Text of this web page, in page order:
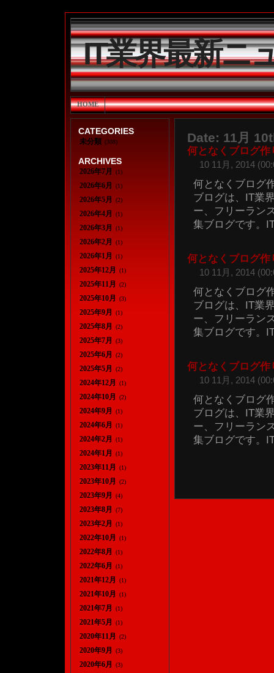
IT業界最新ニ
HOME
Date: 11月
何となくブログ作
10 11月, 2014
何となくブログ
ブログは、IT業
ー、フリーラン
集ブログです。
何となくブログ作
10 11月, 2014
何となくブログ
ブログは、IT業
ー、フリーラン
集ブログです。
何となくブログ作
10 11月, 2014
何となくブログ
ブログは、IT業
ー、フリーラン
集ブログです。
CATEGORIES
未分類 (308)
ARCHIVES
2026年7月 (1)
2026年6月 (1)
2026年5月 (2)
2026年4月 (1)
2026年3月 (1)
2026年2月 (1)
2026年1月 (1)
2025年12月 (1)
2025年11月 (2)
2025年10月 (3)
2025年9月 (1)
2025年8月 (2)
2025年7月 (3)
2025年6月 (2)
2025年5月 (2)
2024年12月 (1)
2024年10月 (2)
2024年9月 (1)
2024年6月 (1)
2024年2月 (1)
2024年1月 (1)
2023年11月 (1)
2023年10月 (2)
2023年9月 (4)
2023年8月 (7)
2023年2月 (1)
2022年10月 (1)
2022年8月 (1)
2022年6月 (1)
2021年12月 (1)
2021年10月 (1)
2021年7月 (1)
2021年5月 (1)
2020年11月 (2)
2020年9月 (3)
2020年6月 (3)